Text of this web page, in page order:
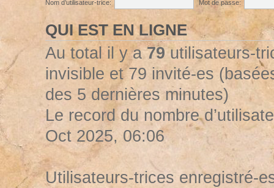
Nom d’utilisateur-trice:
Mot de passe:
QUI EST EN LIGNE
Au total il y a79utilisateurs-
invisible et 79 invité-es
des 5 dernières minutes)
Le record du nombre
Oct 2025, 06:06
Utilisateurs-trices enregistré-